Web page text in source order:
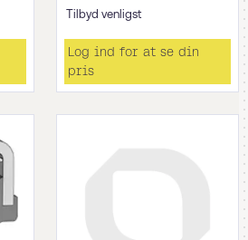
Tilbyd venligst
Log ind for at se din
pris